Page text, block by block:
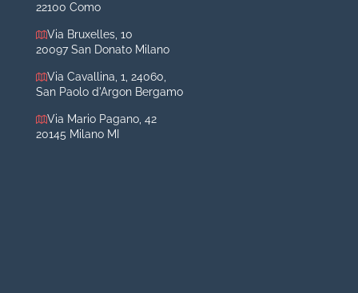
Rinoplastica
Medicina estetica Milano
Acido ialuronico viso
Aumento labbra
Filler
22100 Como
Via Bruxelles, 10
20097 San Donato Milano
Via Cavallina, 1, 24060,
San Paolo d'Argon Bergamo
Via Mario Pagano, 42
20145 Milano MI